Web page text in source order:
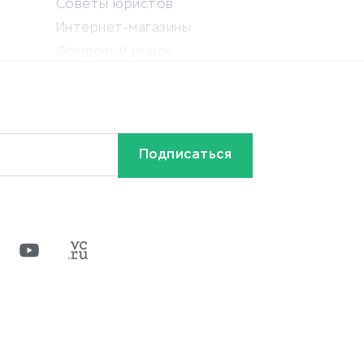
Советы юристов
Интернет-магазины
Бонусы и акции